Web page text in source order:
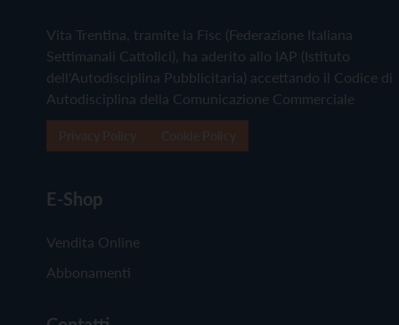
Vita Trentina, tramite la Fisc (Federazione Italiana
Settimanali Cattolici), ha aderito allo IAP (Istituto
dell'Autodisciplina Pubblicitaria) accettando il Codice di
Autodisciplina della Comunicazione Commerciale
E-Shop
Vendita Online
Abbonamenti